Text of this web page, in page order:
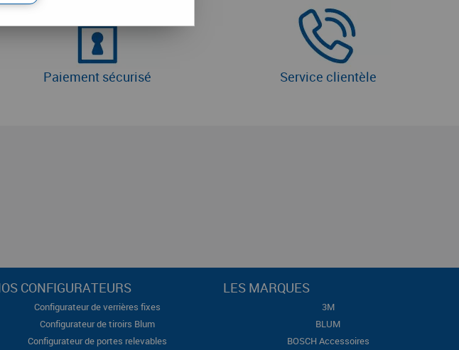
Paiement sécurisé Service clientèle
CONFIGURATEURS
Configurateur de verrières fixes
Configurateur de tiroirs Blum
Configurateur de portes relevables
LES MARQUES
3M
BLUM
BOSCH Accessoires